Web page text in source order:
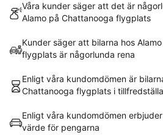
Våra kunder säger att det är
Alamo på Chattanooga flygplats
Kunder säger att bilarna hos
flygplats är någorlunda rena
Enligt våra kundomdömen är
Chattanooga flygplats i
Enligt våra kundomdömen
värde för pengarna